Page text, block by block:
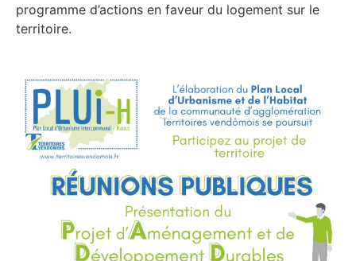
programme d’actions en faveur du logement sur le
territoire.